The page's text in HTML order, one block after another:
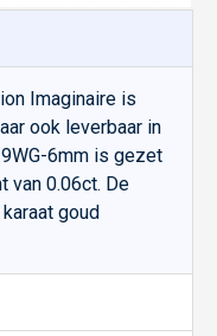
Imaginaire is
ook leverbaar in
6mm is gezet
van 0.06ct. De
goud